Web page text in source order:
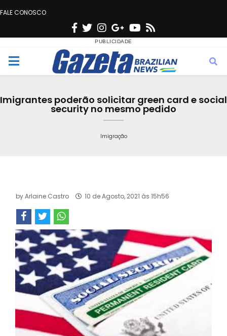
FALE CONOSCO
F
c
e
o
T
w
i
t
e
n
s
t
g
r
a
G
o
o
g
e
Y
u
t
b
e
s
M
Imigrantes poderão solicitar green card e social
security no mesmo pedido
Imigração
byArlaine Castro 10 de Agosto, 2021 às 15h56